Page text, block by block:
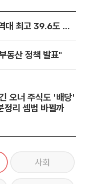
[오늘의 날씨] 서울 낮 40도 육박…역대 최고 39.6도 위협
동산 정책 발표"
오너 주식도 '배당'
리 셈법 바뀔까
사회